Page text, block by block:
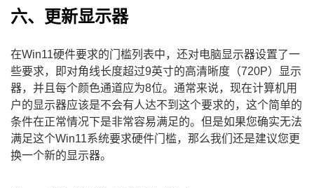
六、更新显示器
在Win11硬件要求的门槛列表中，还对电脑显示器设置了一
些要求，即对角线长度超过9英寸的高清晰度（720P）显示
器，并且每个颜色通道应为8位。通常来说，现在计算机用
户的显示器应该是不会有人达不到这个要求的，这个简单的
条件在正常情况下是非常容易满足的。但是如果您确实无法
满足这个Win11系统要求硬件门槛，那么我们还是建议您更
换一个新的显示器。